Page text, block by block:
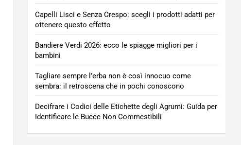
Capelli Lisci e Senza Crespo: scegli i prodotti adatti per
ottenere questo effetto
Bandiere Verdi 2026: ecco le spiagge migliori per i
bambini
Tagliare sempre l’erba non è così innocuo come
sembra: il retroscena che in pochi conoscono
Decifrare i Codici delle Etichette degli Agrumi: Guida per
Identificare le Bucce Non Commestibili